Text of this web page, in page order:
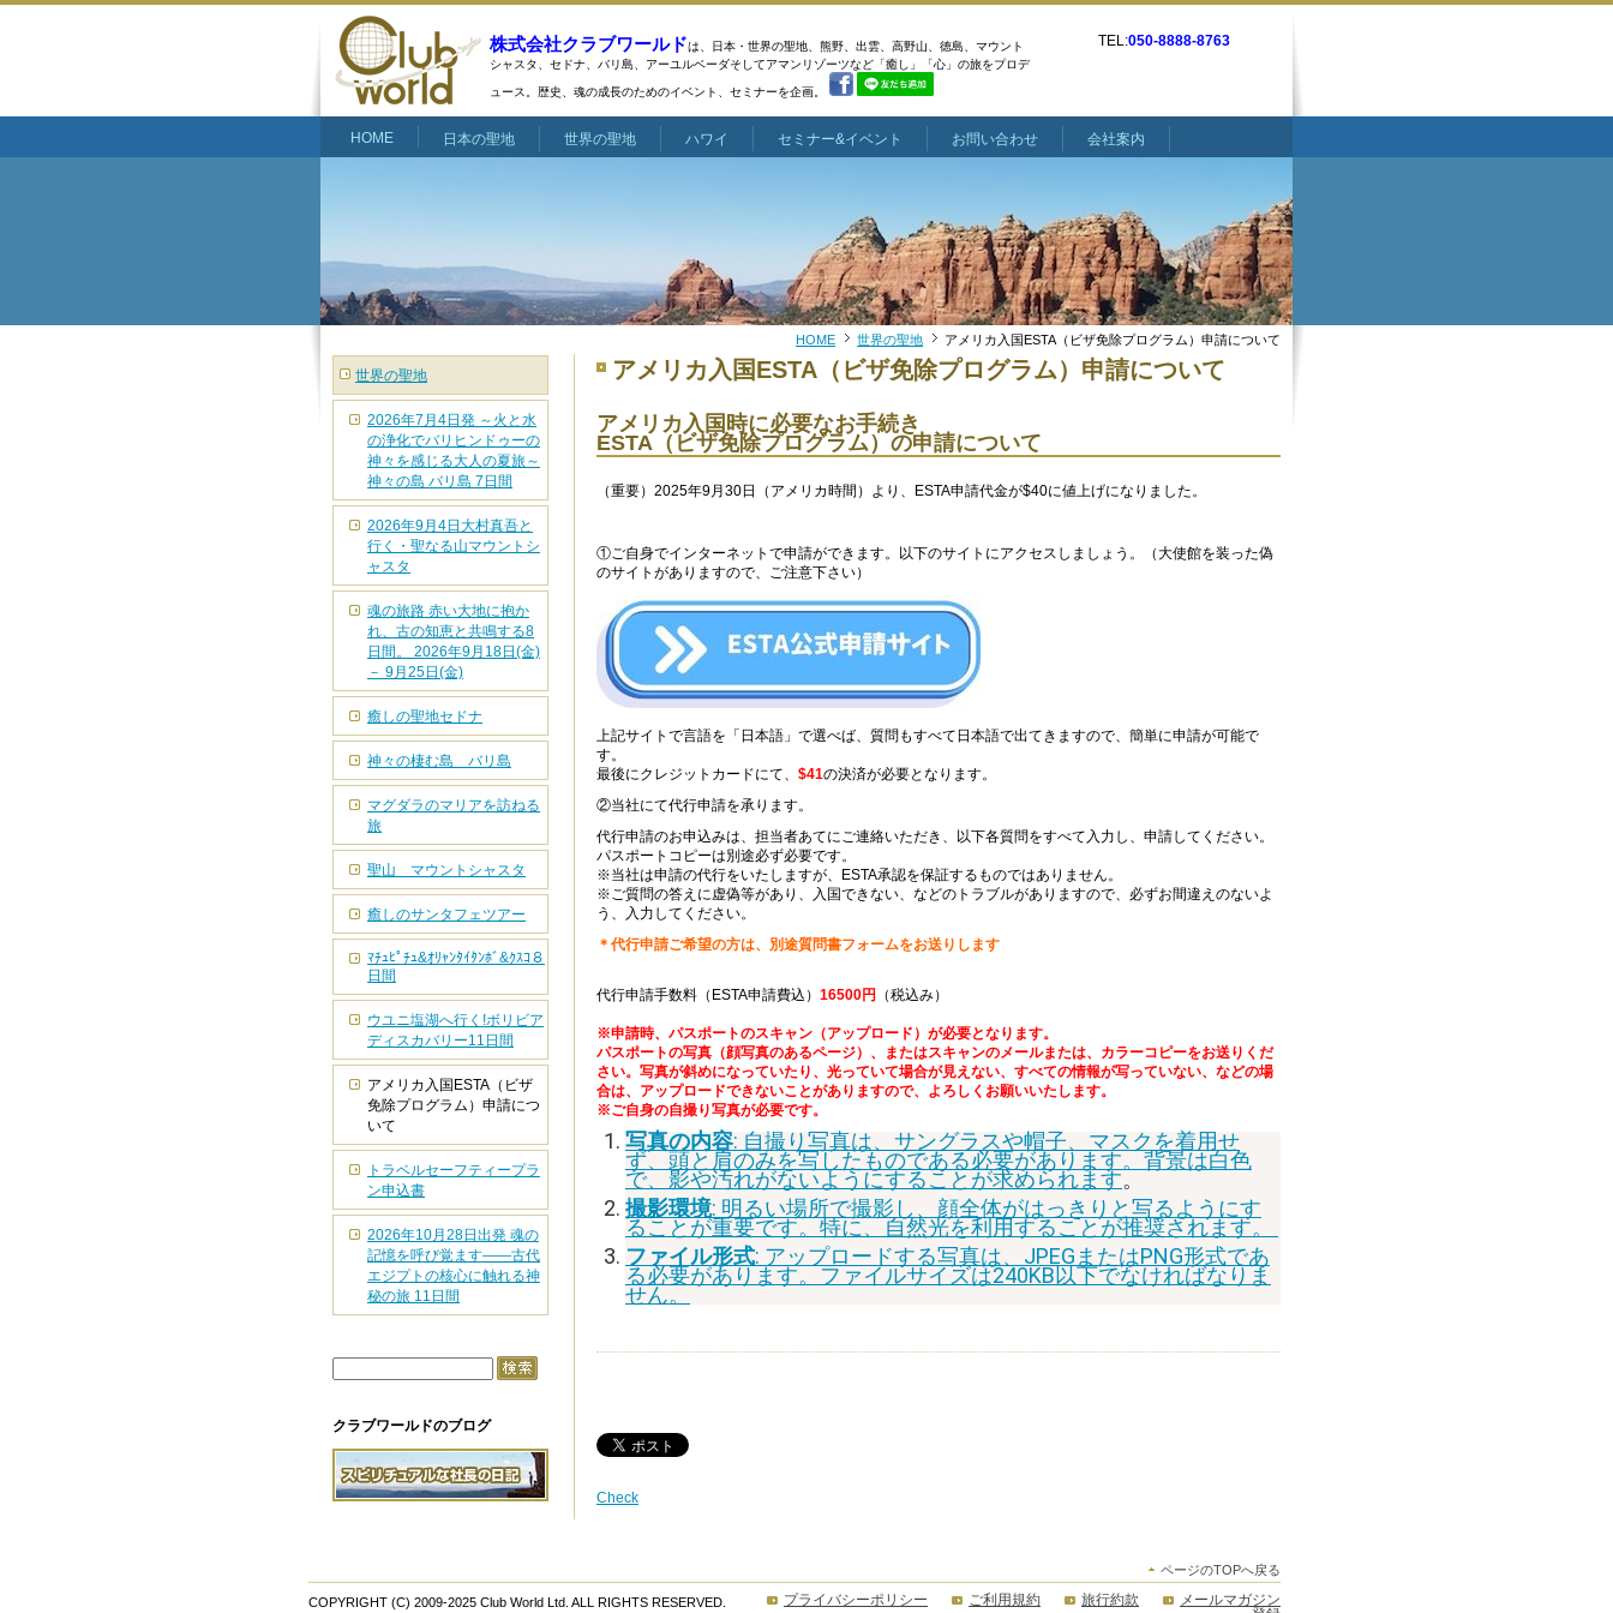
株式会社クラブワールドは、日本・世界の聖地、熊野、出雲、高野山、徳島、マウント
シャスタ、 セドナ、バリ島、アーユルベーダそしてアマンリゾーツなど 「癒し」「心」の旅をプロデ
ュース。歴史、魂の成長のためのイベント、セミナーを企画。
TEL:050-8888-8763
HOME 日本の聖地 世界の聖地 ハワイ セミナー&イベント お問い合わせ 会社案内
HOME 世界の聖地 アメリカ入国ESTA（ビザ免除プログラム）申請について
アメリカ入国ESTA（ビザ免除プログラム）申請について
アメリカ入国時に必要なお手続き
ESTA（ビザ免除プログラム）の申請について
（重要）2025年9月30日（アメリカ時間）より、ESTA申請代金が$40に値上げになりました。
①ご自身でインターネットで申請ができます。以下のサイトにアクセスしましょう。（大使館を装った偽
のサイトがありますので、ご注意下さい）
上記サイトで言語を「日本語」で選べば、質問もすべて日本語で出てきますので、簡単に申請が可能で
す。
最後にクレジットカードにて、 $41の決済が必要となります。
②当社にて代行申請を承ります。
代行申請のお申込みは、担当者あてにご連絡いただき、以下各質問をすべて入力し、申請してください。
パスポートコピーは別途必ず必要です。
※当社は申請の代行をいたしますが、ESTA承認を保証するものではありません。
※ご質問の答えに虚偽等があり、入国できない、などのトラブルがありますので、必ずお間違えのないよ
う、入力してください。
＊代行申請ご希望の方は、別途質問書フォームをお送りします
代行申請手数料（ESTA申請費込） 16500円 （税込み）
※申請時、パスポートのスキャン（アップロード）が必要となります。
パスポートの写真（顔写真のあるページ）、またはスキャンのメールまたは、カラーコピーをお送りくだ
さい。写真が斜めになっていたり、光っていて場合が見えない、すべての情報が写っていない、などの場
合は、アップロードできないことがありますので、よろしくお願いいたします。
※ご自身の自撮り写真が必要です。
写真の内容: 自撮り写真は、サングラスや帽子、マスクを着用せ
ず、頭と肩のみを写したものである必要があります。背景は白色
で、影や汚れがないようにすることが求められます。
撮影環境: 明るい場所で撮影し、顔全体がはっきりと写るようにす
ることが重要です。特に、自然光を利用することが推奨されます。
ファイル形式: アップロードする写真は、JPEGまたはPNG形式であ
る必要があります。ファイルサイズは240KB以下でなければなりま
せん。
Check
世界の聖地
2026年7月4日発 ～火と水
の浄化でバリヒンドゥーの
神々を感じる大人の夏旅～
神々の島 バリ島 7日間
2026年9月4日大村真吾と
行く・聖なる山マウントシ
ャスタ
魂の旅路 赤い大地に抱か
れ、古の知恵と共鳴する8
日間。 2026年9月18日(金)
－ 9月25日(金)
癒しの聖地セドナ
神々の棲む島 バリ島
マグダラのマリアを訪ねる
旅
聖山 マウントシャスタ
癒しのサンタフェツアー
ﾏﾁｭﾋﾟﾁｭ&ｵﾘｬﾝﾀｲﾀﾝﾎﾞ&ｸｽｺ８
日間
ウユニ塩湖へ行く!ボリビア
ディスカバリー11日間
アメリカ入国ESTA（ビザ
免除プログラム）申請につ
いて
トラベルセーフティープラ
ン申込書
2026年10月28日出発 魂の
記憶を呼び覚ます――古代
エジプトの核心に触れる神
秘の旅 11日間
クラブワールドのブログ
ページのTOPへ戻る
プライバシーポリシー ご利用規約 旅行約款
メールマガジン
COPYRIGHT (C) 2009-2025 Club World Ltd. ALL RIGHTS RESERVED.